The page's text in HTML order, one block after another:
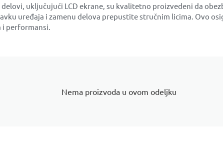
delovi, uključujući LCD ekrane, su kvalitetno proizvedeni da
uređaja i zamenu delova prepustite stručnim licima. Ovo
i performansi.
Nema proizvoda u ovom odeljku